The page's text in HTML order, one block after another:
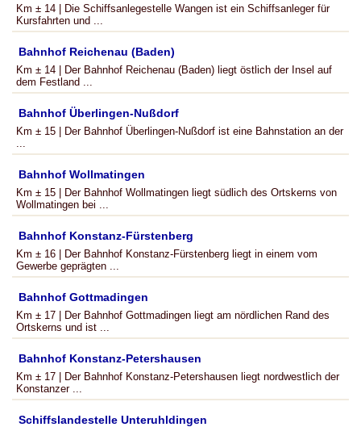
Km ± 14 | Die Schiffsanlegestelle Wangen ist ein Schiffsanleger für
Kursfahrten und ...
Bahnhof Reichenau (Baden)
Km ± 14 | Der Bahnhof Reichenau (Baden) liegt östlich der Insel auf
dem Festland ...
Bahnhof Überlingen-Nußdorf
Km ± 15 | Der Bahnhof Überlingen-Nußdorf ist eine Bahnstation an der
...
Bahnhof Wollmatingen
Km ± 15 | Der Bahnhof Wollmatingen liegt südlich des Ortskerns von
Wollmatingen bei ...
Bahnhof Konstanz-Fürstenberg
Km ± 16 | Der Bahnhof Konstanz-Fürstenberg liegt in einem vom
Gewerbe geprägten ...
Bahnhof Gottmadingen
Km ± 17 | Der Bahnhof Gottmadingen liegt am nördlichen Rand des
Ortskerns und ist ...
Bahnhof Konstanz-Petershausen
Km ± 17 | Der Bahnhof Konstanz-Petershausen liegt nordwestlich der
Konstanzer ...
Schiffslandestelle Unteruhldingen